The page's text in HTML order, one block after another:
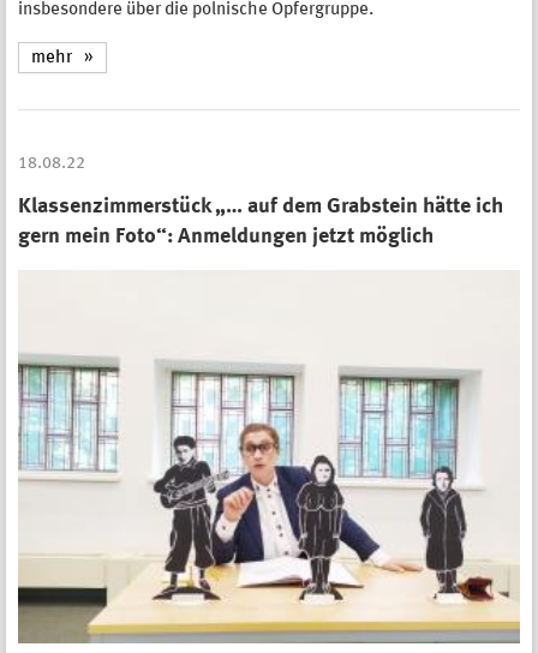
insbesondere über die polnische Opfergruppe.
mehr
18.08.22
Klassenzimmerstück „… auf dem Grabstein hätte ich
gern mein Foto“: Anmeldungen jetzt möglich